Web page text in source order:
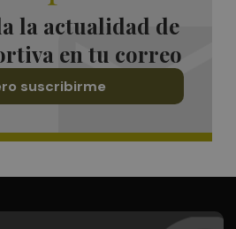
la actualidad de
en tu correo
suscribirme